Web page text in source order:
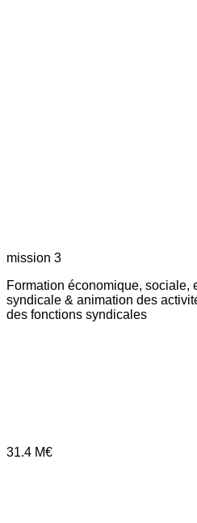
mission 3
Formation économique, sociale,
syndicale & animation des
des fonctions syndicales
31.4 M€